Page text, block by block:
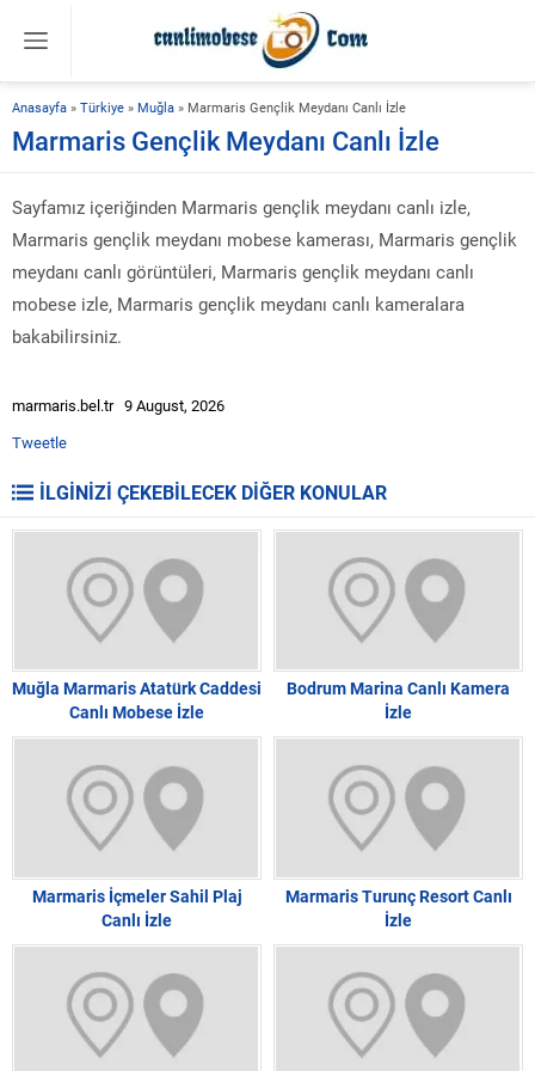
Anasayfa » Türkiye » Muğla » Marmaris Gençlik Meydanı Canlı İzle
Marmaris Gençlik Meydanı Canlı İzle
Sayfamız içeriğinden Marmaris gençlik meydanı canlı izle,
Marmaris gençlik meydanı mobese kamerası, Marmaris gençlik
meydanı canlı görüntüleri, Marmaris gençlik meydanı canlı
mobese izle, Marmaris gençlik meydanı canlı kameralara
bakabilirsiniz.
marmaris.bel.tr 9 August, 2026
Tweetle
İLGİNİZİ ÇEKEBİLECEK DİĞER KONULAR
Muğla Marmaris Atatürk Caddesi
Canlı Mobese İzle
Bodrum Marina Canlı Kamera
İzle
Marmaris İçmeler Sahil Plaj
Canlı İzle
Marmaris Turunç Resort Canlı
İzle